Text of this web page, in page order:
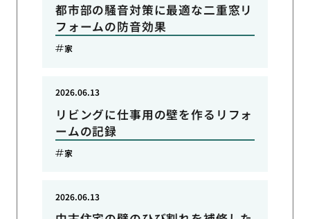
都市部の騒音対策に最適な二重窓リ
フォームの防音効果
家
リビングに仕事用の壁を作るリフォ
ームの記録
2026.06.13
家
2026.06.13